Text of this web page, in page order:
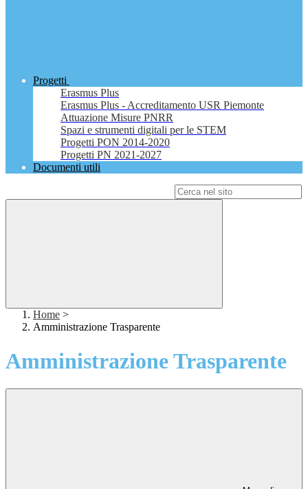
Progetti
Erasmus Plus
Erasmus Plus - Accreditamento USR Piemonte
Attuazione Misure PNRR
Spazi e strumenti digitali per le STEM
Progetti PON 2014-2020
Progetti PN 2021-2027
Documenti utili
Home >
Amministrazione Trasparente
Amministrazione Trasparente